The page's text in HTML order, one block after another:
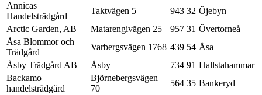
Annicas
Handelsträdgård
Taktvägen 5 943 32 Öjebyn
Arctic Garden, AB
Matarengivägen 25 957 31 Övertorneå
Åsa Blommor och
Trädgård
Varbergsvägen 1768 439 54 Åsa
Åsby Trädgård AB
Åsby 734 91 Hallstahammar
Backamo
handelsträdgård
Björnebergsvägen
70
564 35 Bankeryd